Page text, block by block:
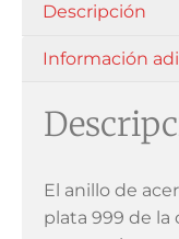
Descripción
Información
El anillo de
plata 999 de la